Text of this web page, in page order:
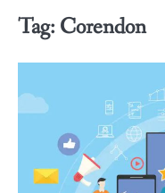
Tag: Corendon